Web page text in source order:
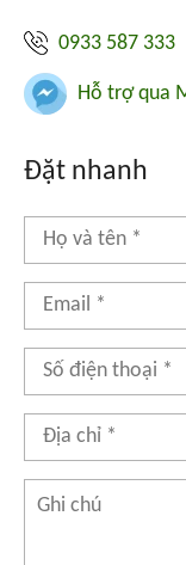
0933 587 333
Hỗ trợ qua
Đặt nhanh